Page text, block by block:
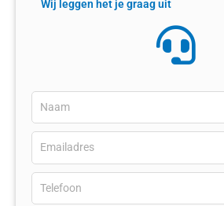
Wij leggen het je graag uit